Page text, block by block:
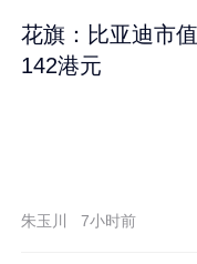
花旗：比亚迪市
142港元
朱玉川 7小时前